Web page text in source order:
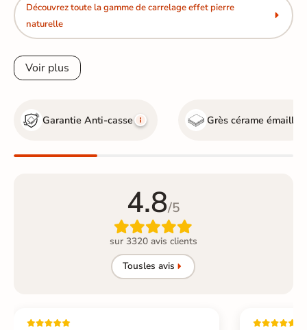
Découvrez toute la gamme de carrelage effet pierre
naturelle
Voir plus
Garantie Anti-casse Grès cérame émaillé
4.8/5

sur 3320 avis clients
Tousles avis